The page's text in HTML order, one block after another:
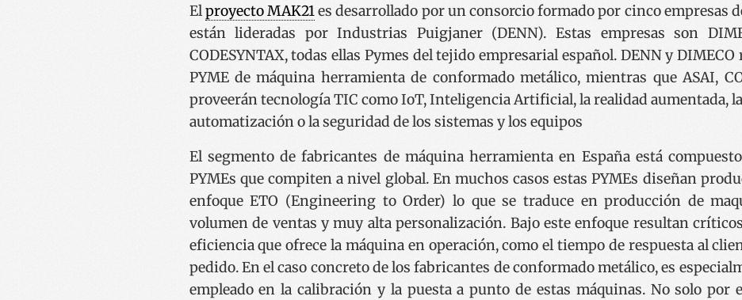
Elproyecto MAK21es desarrollado por un consorcio formado por cinco empresas
están lideradas por Industrias Puigjaner (DENN). Estas empresas son
CODESYNTAX, todas ellas Pymes del tejido empresarial español. DENN y
PYME de máquina herramienta de conformado metálico, mientras que ASAI,
proveerán tecnología TIC como IoT, Inteligencia Artificial, la realidad aumentada,
automatización o la seguridad de los sistemas y los equipos
El segmento de fabricantes de máquina herramienta en España está
PYMEs que compiten a nivel global. En muchos casos estas PYMEs diseñan
enfoqueETO (Engineering to Order) lo que se traduce en producción de
volumen de ventas y muy alta personalización. Bajo este enfoque resultan
eficiencia que ofrece la máquina en operación, como el tiempo de respuesta al
pedido. En el caso concreto de los fabricantes de conformado metálico, es
empleado en la calibración y la puesta a punto de estas máquinas. No solo